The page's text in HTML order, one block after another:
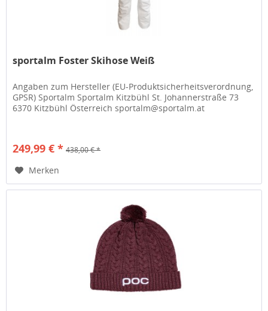
sportalm Foster Skihose Weiß
Angaben zum Hersteller (EU-Produktsicherheitsverordnung,
GPSR) Sportalm Sportalm Kitzbühl St. Johannerstraße 73
6370 Kitzbühl Österreich sportalm@sportalm.at
249,99 € * 438,00 € *
Merken